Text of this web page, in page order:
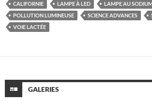
CALIFORNIE LAMPE À LED LAMPE AU
POLLUTION LUMINEUSE
SCIENCE ADVANCES
VOIE LACTÉE
GALERIES